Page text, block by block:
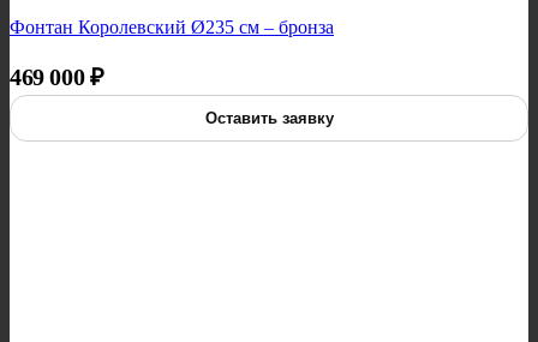
Фонтан Королевский Ø235 см – бронза
469 000₽
Оставить заявку